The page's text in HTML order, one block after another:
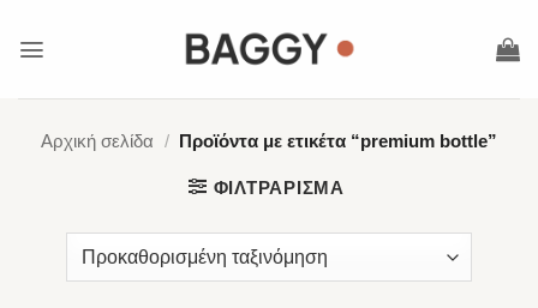
στο
Αρχική σελίδα / Προϊόντα με ετικέτα “premium bottle”
ΦΙΛΤΡΆΡΙΣΜΑ